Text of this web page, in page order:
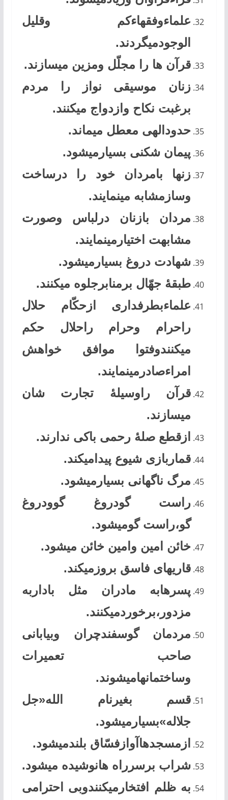
علماءوفقهاءکم وقلیل
الوجودمیگردند.
قرآن ها را مجلّل ومزین میسازند.
زنان موسیقی نواز را مردم
برغبت نکاح وازدواج میکنند.
حدودالهی معطل میماند.
پیمان شکنی بسیارمیشود.
زنها بامردان خود را درساخت
وسازمشابه مینمایند.
مردان بازنان درلباس وصورت
مشابهت اختیارمینمایند.
شهادت دروغ بسیارمیشود.
طبقۀ جهّال برمنابرجلوه میکنند.
علماءبطرفداری ازحکّام حلال
راحرام وحرام راحلال حکم
میکنندوفتوا موافق خواهش
امراءصادرمینمایند.
قرآن راوسیلۀ تجارت شان
میسازند.
ازقطع صلۀ رحمی باکی ندارند.
قماربازی شیوع پیدامیکند.
مرگ ناگهانی بسیارمیشود.
راست گودروغ گوودروغ
گو،راست گومیشود.
خائن امین وامین خائن میشود.
قاریهای فاسق بروزمیکند.
پسرهابه مادران مثل باداربه
مزدور،برخوردمیکنند.
مردمان گوسفندچران وبیابانی
صاحب تعمیرات
وساختمانهامیشوند.
قسم بغیرنام الله«جل
جلاله»بسیارمیشود.
ازمسجدهاآوازفسّاق بلندمیشود.
شراب برسرراه هانوشیده میشود.
به ظلم افتخارمیکنندوبی احترامی